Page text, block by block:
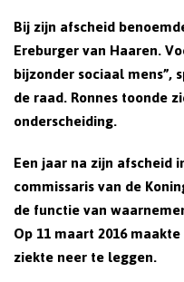
Bij zijn afscheid
Ereburger van Haaren.
bijzonder sociaal mens”,
de raad. Ronnes toonde
onderscheiding.
Een jaar na zijn afscheid
commissaris van de
de functie van
Op 11 maart 2016
ziekte neer te leggen.